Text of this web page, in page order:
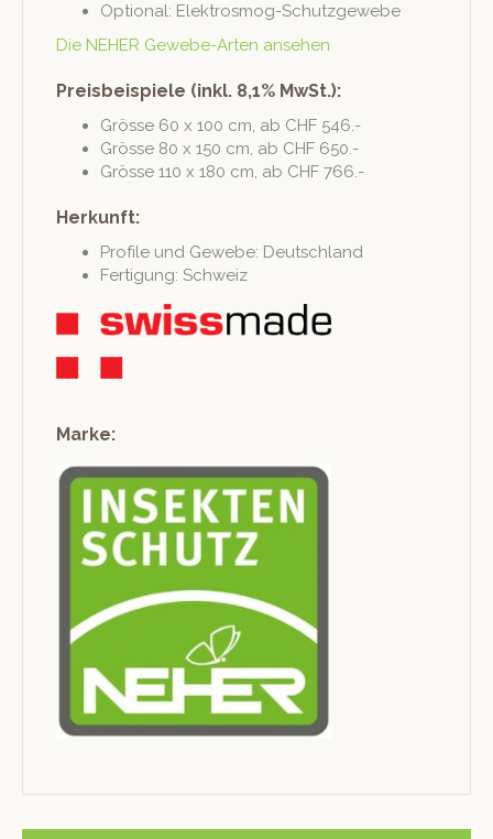
Option­al: Elektrosmog-Schutzgewebe
Die NEHER Gewebe-Arten ansehen
Preisbeispiele (inkl. 8,1% MwSt.):
Grösse 60 x 100 cm, ab CHF 546.-
Grösse 80 x 150 cm, ab CHF 650.-
Grösse 110 x 180 cm, ab CHF 766.-
Herkunft:
Pro­file und Gewebe: Deutschland
Fer­ti­gung: Schweiz
Marke: